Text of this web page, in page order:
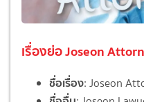
เรื่องย่อ Joseon
ชื่อเรื่อง: Joseon